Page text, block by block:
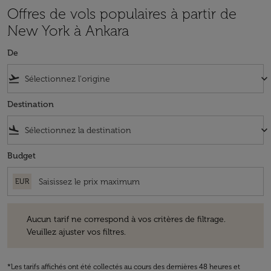
Offres de vols populaires à partir de
New York à Ankara
De
flight_takeoff keyboard_arrow_down
Destination
flight_land keyboard_arrow_down
Budget
EUR
Aucun tarif ne correspond à vos critères de filtrage.
Veuillez ajuster vos filtres.
*Les tarifs affichés ont été collectés au cours des dernières 48 heures et